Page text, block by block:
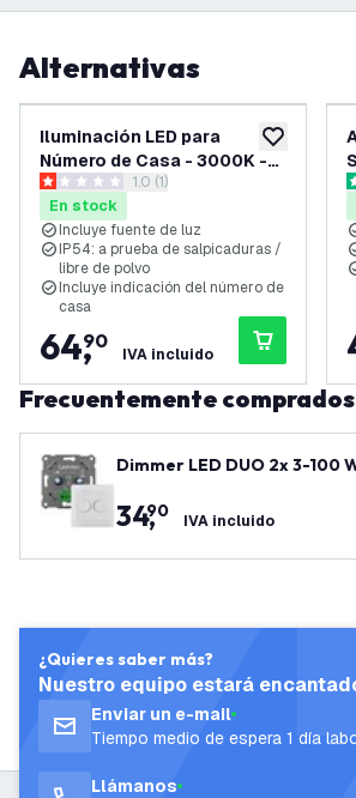
Alternativas
añadir a
Iluminación LED para
Número de Casa - 3000K -
5W - IP54 - Muga - Antracita
abrir el panel de reseñas
1 estrellas de puntuación
1.0 (1)
En stock
Incluye fuente de luz
IP54: a prueba de salpicaduras /
libre de polvo
Incluye indicación del número de
casa
64,
90
IVA incluido
Frecuentemente
Dimmer LED DUO 2x 3-100
20-240V - Corte de fase -
al - Completo
34,
90 IVA incluido
¿Quieres saber más?
Nuestro equipo estará
Enviar un e-mail
Tiempo medio de espera 1 día
Llámanos